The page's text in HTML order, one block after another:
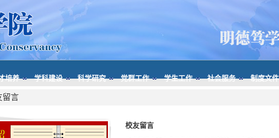
培养 学科建设 科学研究 党群工作 学生工作 社会服务 制度文
留言
校友留言